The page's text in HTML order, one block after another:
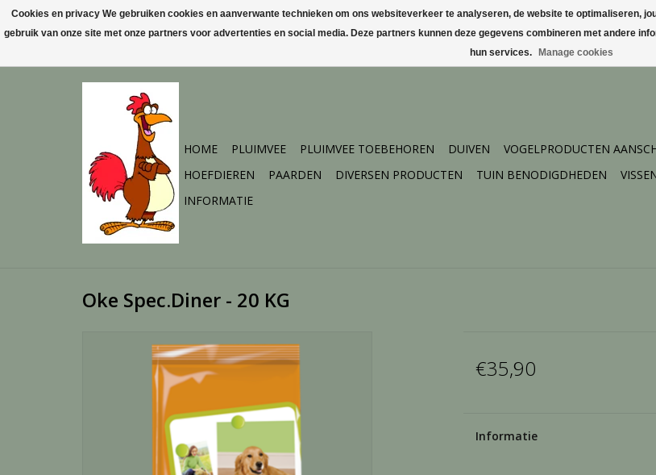
HOME PLUIMVEE PLUIMVEE TOEBEHOREN DUIVEN VOGELPRODUCTEN
HOEFDIEREN
PAARDEN DIVERSEN PRODUCTEN TUIN BENODIGDHEDEN
INFORMATIE
Oke Spec.Diner - 20 KG
€35,90
Informatie
Cookies en privacy We gebruiken cookies en aanverwante technieken om ons websiteverkeer te analyseren, de website te optimaliseren,
gebruik van onze site met onze partners voor advertenties en social media. Deze partners kunnen deze gegevens combineren met andere
hun services.
Manage cookies